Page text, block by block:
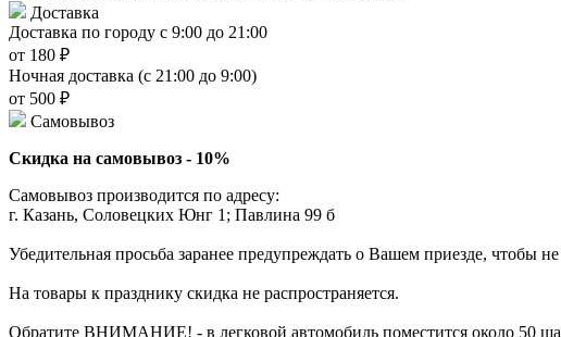
Доставка
Доставка по городу с 9:00 до 21:00
от 180 ₽
Ночная доставка (с 21:00 до 9:00)
от 500 ₽
Самовывоз
Скидка на самовывоз - 10%
Самовывоз производится по адресу:
г. Казань, Соловецких Юнг 1; Павлина 99 б
Убедительная просьба заранее предупреждать о Вашем приезде, чтобы
На товары к празднику скидка не распространяется.
Обратите ВНИМАНИЕ! - в легковой автомобиль поместится около 50